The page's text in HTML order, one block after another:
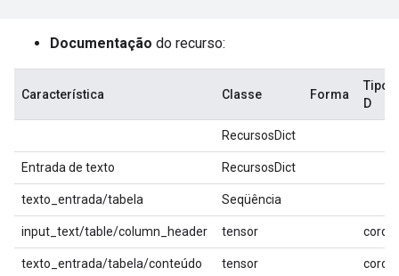
Documentação do recurso:
Característica Classe Forma
Tipo
D
RecursosDict
Entrada de texto RecursosDict
texto_entrada/tabela Seqüência
input_text/table/column_header tensor corda
texto_entrada/tabela/conteúdo tensor corda